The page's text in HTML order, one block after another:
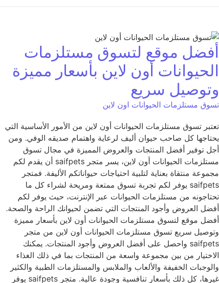
أفضل موقع لتسوق مستلزمات
الحيوانات أون لاين بأسعار مميزة
وتوصيل سريع
تسوق مستلزمات الحيوانات اون لاين
تعتبر تسوق مستلزمات الحيوانات أون لاين من الأمور الأساسية التي
يحتاجها كل صاحب حيوان أليف لرعاية واهتمام صديقه الوفي. ومن
أجل توفير أفضل المنتجات والعروض المميزة في مجال تسوق
مستلزمات الحيوانات أون لاين، يسر متجر saifpets أن يقدم لكم
مجموعة منتقاة بعناية لتلبية احتياجات حيواناتكم الأليفة. فمتجر
saifpets يوفر لكم تجربة تسوق ممتعة ومريحة لشراء كل ما
تحتاجونه من مستلزمات الحيوانات عبر الإنترنت، حيث يوفر لكم
أفضل العروض وأجود المنتجات التي تضمن لحيوانك الراحة والصحة.
أفضل موقع لتسوق مستلزمات الحيوانات أون لاين بأسعار مميزة
وتوصيل سريع تسوق مستلزمات الحيوانات أون لاين من متجر
saifpets واحصل على أفضل العروض وأجود المنتجات. يمكنك
الاختيار من بين مجموعة واسعة من المنتجات بما في ذلك الغذاء
والوجبات الخفيفة والألعاب والملابس والمستلزمات الطبية والكثير
غيرها، كل ذلك بأسعار تنافسية وجودة عالية. متجر saifpets يوفر